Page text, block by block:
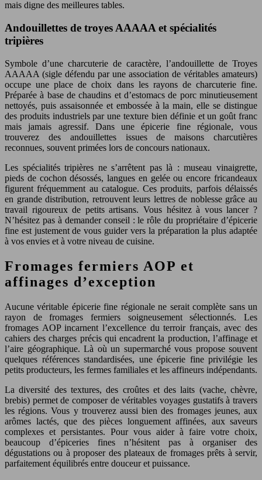
mais digne des meilleures tables.
Andouillettes de troyes AAAAA et spécialités
tripières
Symbole d’une charcuterie de caractère, l’andouillette de Troyes
AAAAA (sigle défendu par une association de véritables amateurs)
occupe une place de choix dans les rayons de charcuterie fine.
Préparée à base de chaudins et d’estomacs de porc minutieusement
nettoyés, puis assaisonnée et embossée à la main, elle se distingue
des produits industriels par une texture bien définie et un goût franc
mais jamais agressif. Dans une épicerie fine régionale, vous
trouverez des andouillettes issues de maisons charcutières
reconnues, souvent primées lors de concours nationaux.
Les spécialités tripières ne s’arrêtent pas là : museau vinaigrette,
pieds de cochon désossés, langues en gelée ou encore fricandeaux
figurent fréquemment au catalogue. Ces produits, parfois délaissés
en grande distribution, retrouvent leurs lettres de noblesse grâce au
travail rigoureux de petits artisans. Vous hésitez à vous lancer ?
N’hésitez pas à demander conseil : le rôle du propriétaire d’épicerie
fine est justement de vous guider vers la préparation la plus adaptée
à vos envies et à votre niveau de cuisine.
Fromages fermiers AOP et
affinages d’exception
Aucune véritable épicerie fine régionale ne serait complète sans un
rayon de fromages fermiers soigneusement sélectionnés. Les
fromages AOP incarnent l’excellence du terroir français, avec des
cahiers des charges précis qui encadrent la production, l’affinage et
l’aire géographique. Là où un supermarché vous propose souvent
quelques références standardisées, une épicerie fine privilégie les
petits producteurs, les fermes familiales et les affineurs indépendants.
La diversité des textures, des croûtes et des laits (vache, chèvre,
brebis) permet de composer de véritables voyages gustatifs à travers
les régions. Vous y trouverez aussi bien des fromages jeunes, aux
arômes lactés, que des pièces longuement affinées, aux saveurs
complexes et persistantes. Pour vous aider à faire votre choix,
beaucoup d’épiceries fines n’hésitent pas à organiser des
dégustations ou à proposer des plateaux de fromages prêts à servir,
parfaitement équilibrés entre douceur et puissance.